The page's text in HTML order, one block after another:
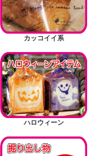
カッコイイ系
ハロウィーン